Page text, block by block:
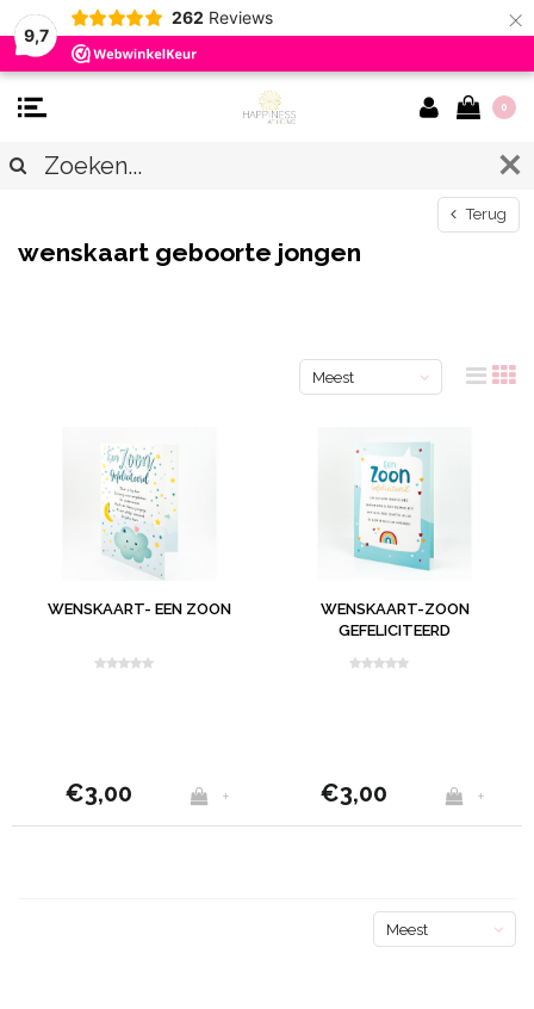
9,7
262 Reviews ×
0
Terug
wenskaart geboorte jongen
Meest
WENSKAART- EEN ZOON
€3,00 +
WENSKAART-ZOON
GEFELICITEERD
€3,00 +
Meest